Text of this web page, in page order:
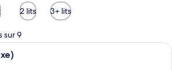
2 lits 3+ lits
sur 9
Une chambre d’hôtel avec un